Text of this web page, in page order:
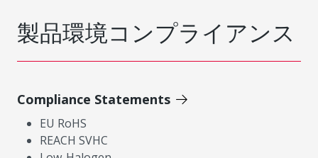
製品環境コンプライアンス
Compliance Statements
EU RoHS
REACH SVHC